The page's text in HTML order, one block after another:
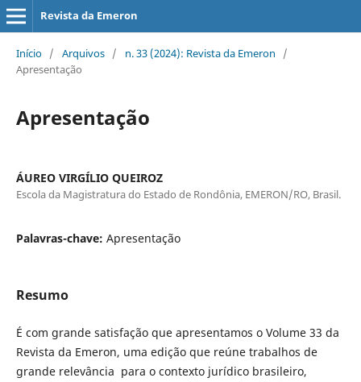
Revista da Emeron
Início / Arquivos / n. 33 (2024): Revista da Emeron
/
Apresentação
Apresentação
ÁUREO VIRGÍLIO QUEIROZ
Escola da Magistratura do Estado de Rondônia, EMERON/RO, Brasil.
Palavras-chave: Apresentação
Resumo
É com grande satisfação que apresentamos o Volume 33 da
Revista da Emeron, uma edição que reúne trabalhos de
grande relevância para o contexto jurídico brasileiro,